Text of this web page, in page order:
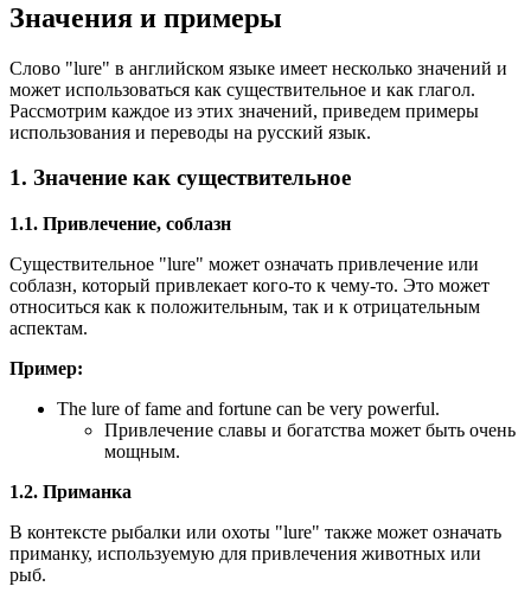
Значения и примеры
Слово "lure" в английском языке имеет несколько значений и
может использоваться как существительное и как глагол.
Рассмотрим каждое из этих значений, приведем примеры
использования и переводы на русский язык.
1. Значение как существительное
1.1. Привлечение, соблазн
Существительное "lure" может означать привлечение или
соблазн, который привлекает кого-то к чему-то. Это может
относиться как к положительным, так и к отрицательным
аспектам.
Пример:
The lure of fame and fortune can be very powerful.
Привлечение славы и богатства может быть очень
мощным.
1.2. Приманка
В контексте рыбалки или охоты "lure" также может означать
приманку, используемую для привлечения животных или
рыб.